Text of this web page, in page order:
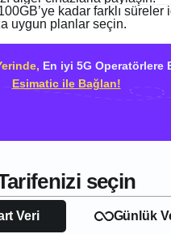
kadar farklı süreler
uygun planlar seçin.
En iyi 5G Operatörlere
Esimatic ile Bağlan!
seçin
Veri Günlük